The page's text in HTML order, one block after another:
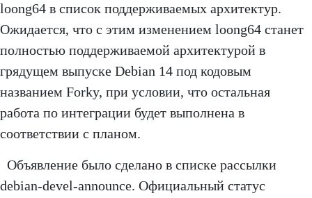
loong64 в список поддерживаемых архитектур.
Ожидается, что с этим изменением loong64 станет
полностью поддерживаемой архитектурой в
грядущем выпуске Debian 14 под кодовым
названием Forky, при условии, что остальная
работа по интеграции будет выполнена в
соответствии с планом.
Объявление было сделано в списке рассылки
debian-devel-announce. Официальный статус